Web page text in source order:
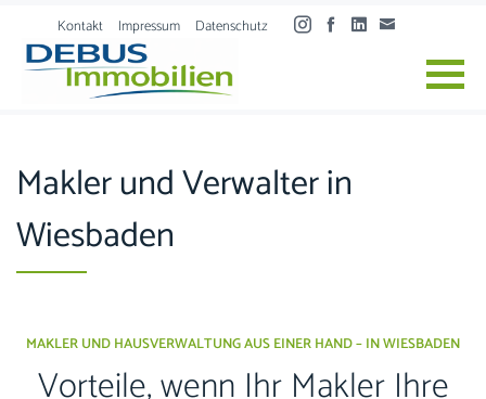
Skip to content
Kontakt Impressum Datenschutz
Makler und Verwalter in
Wiesbaden
MAKLER UND HAUSVERWALTUNG AUS EINER HAND – IN WIESBADEN
Vorteile, wenn Ihr Makler Ihre